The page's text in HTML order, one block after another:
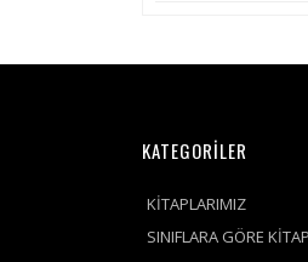
KATEGORİLER
KİTAPLARIMIZ
SINIFLARA GÖRE